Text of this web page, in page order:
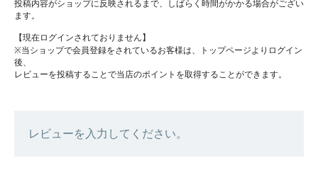
投稿内容がショップに反映されるまで、しばらく時間がかかる場合がござい
ます。
【現在ログインされておりません】
※当ショップで会員登録をされているお客様は、トップページよりログイン
後、
レビューを投稿することで当店のポイントを取得することができます。
レビューを入力してください。